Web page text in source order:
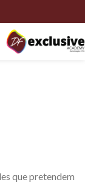
que pretendem